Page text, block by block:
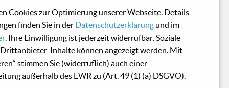
Cookies zur Optimierung unserer Webseite. Details
finden Sie in der Datenschutzerklärung und im
. Ihre Einwilligung ist jederzeit widerrufbar. Soziale
Inhalte können angezeigt werden. Mit
stimmen Sie (widerruflich) auch einer
außerhalb des EWR zu (Art. 49 (1) (a) DSGVO).